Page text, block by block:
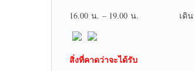
16.00 น. – 19.00 น. เดินท
สิ่งที่คาดว่าจะได้รับ